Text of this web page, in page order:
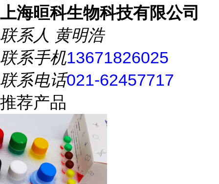
上海晅科生物科技有限公司
联系人 黄明浩
联系手机13671826025
联系电话021-62457717
推荐产品